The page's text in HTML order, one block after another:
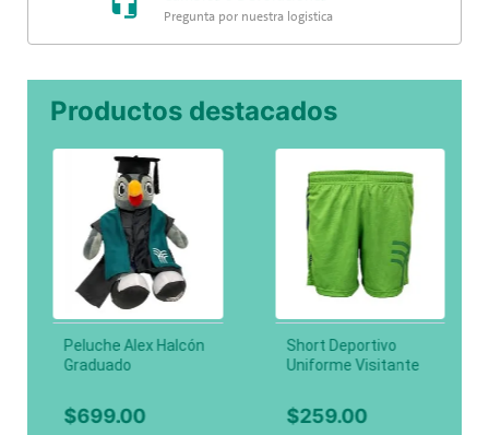
Pregunta por nuestra logística
Productos destacados
Peluche Alex Halcón
Graduado
$699.00
Short Deportivo
Uniforme Visitante
Limón
$259.00